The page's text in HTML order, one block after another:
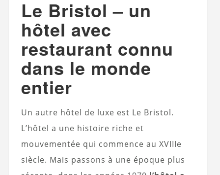
Le Bristol – un
hôtel avec
restaurant connu
dans le monde
entier
Un autre hôtel de luxe est Le Bristol.
L’hôtel a une histoire riche et
mouvementée qui commence au XVIIIe
siècle. Mais passons à une époque plus